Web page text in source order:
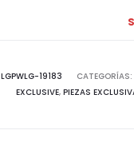
LGPWLG-19183 CATEGORÍAS:
EXCLUSIVE, PIEZAS